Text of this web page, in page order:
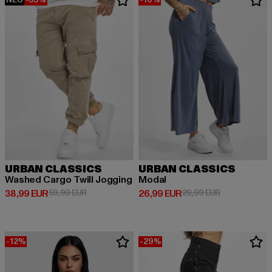
URBAN CLASSICS
Washed Cargo Twill Jogging
38,99 EUR
Derzeitiger Preis: 38,99 EUR
59,99 EURAktionspreis: 59,99 EUR
URBAN CLASSICS
Modal
26,99 EUR
Derzeitiger Preis: 26,99 EUR
29,99 EURAktionspreis:
-12% -29%